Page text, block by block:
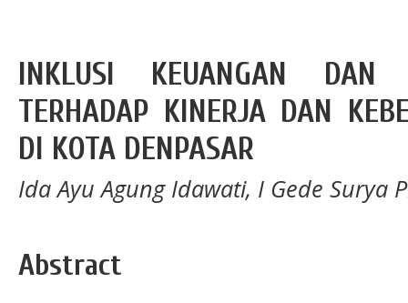
INKLUSI KEUANGAN DAN
TERHADAP KINERJA DAN
DI KOTA DENPASAR
Ida Ayu Agung Idawati, I Gede Surya
Abstract